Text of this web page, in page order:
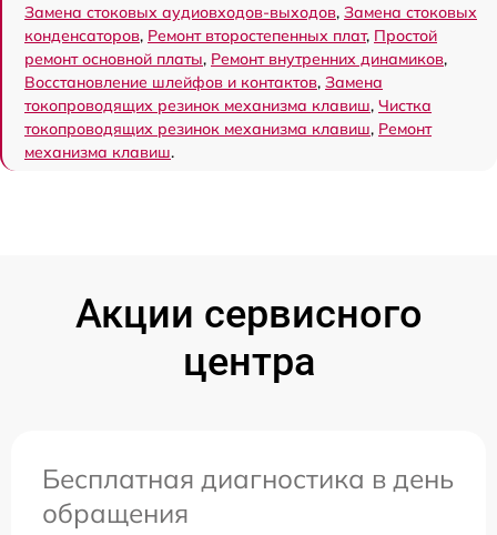
Замена стоковых аудиовходов-выходов, Замена стоковых
конденсаторов, Ремонт второстепенных плат, Простой
ремонт основной платы, Ремонт внутренних динамиков,
Восстановление шлейфов и контактов, Замена
токопроводящих резинок механизма клавиш, Чистка
токопроводящих резинок механизма клавиш, Ремонт
механизма клавиш.
Акции сервисного
центра
Бесплатная диагностика в день
обращения